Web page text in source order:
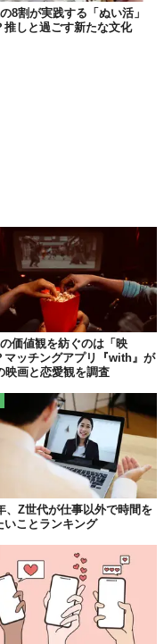
効果として「同僚との
という回答がX世代の約
心度では、Z世代の7割
める」と回答してお
うことへの期待がうか
© 株式会社スナックミー
8割が実践する「ぬい活」
推しと過ごす新たな文化
価値観を紡ぐのは「映
マッチングアプリ『with』が
映画と恋愛観を調査
、Z世代が仕事以外で時間を
いことランキング